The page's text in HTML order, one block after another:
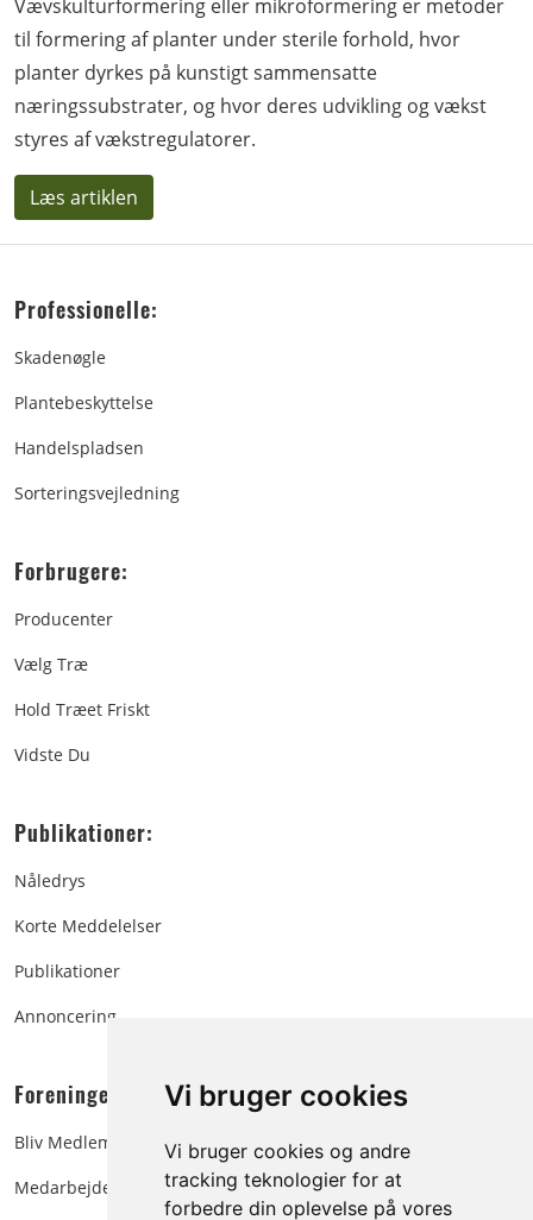
Vi bruger cookies
Vi bruger cookies og andre
tracking teknologier for at
forbedre din oplevelse på vores
Vævskulturformering eller mikroformering er metoder
til formering af planter under sterile forhold, hvor
planter dyrkes på kunstigt sammensatte
næringssubstrater, og hvor deres udvikling og vækst
styres af vækstregulatorer.
Læs artiklen
Professionelle:
Skadenøgle
Plantebeskyttelse
Handelspladsen
Sorteringsvejledning
Forbrugere:
Producenter
Vælg Træ
Hold Træet Friskt
Vidste Du
Publikationer:
Nåledrys
Korte Meddelelser
Publikationer
Annoncering
Foreningen:
Bliv Medlem
Medarbejdere